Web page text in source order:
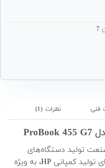
فنی نظرات (1)
تولید دستگاه‌های
کامپیوتر شخصی است. لپ‌تاپ‌های تولید کمپانی HP، به ویژه